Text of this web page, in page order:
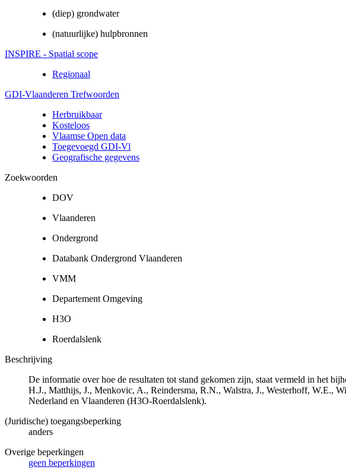
(diep) grondwater
(natuurlijke) hulpbronnen
INSPIRE - Spatial scope
Regionaal
GDI-Vlaanderen Trefwoorden
Herbruikbaar
Kosteloos
Vlaamse Open data
Toegevoegd GDI-Vl
Geografische gegevens
Zoekwoorden
DOV
Vlaanderen
Ondergrond
Databank Ondergrond Vlaanderen
VMM
Departement Omgeving
H3O
Roerdalslenk
Beschrijving
De informatie over hoe de resultaten tot stand gekomen zijn, staat vermeld in het
H.J., Matthijs, J., Menkovic, A., Reindersma, R.N., Walstra, J., Westerhoff, W.E.,
Nederland en Vlaanderen (H3O-Roerdalslenk).
(Juridische) toegangsbeperking
anders
Overige beperkingen
geen beperkingen